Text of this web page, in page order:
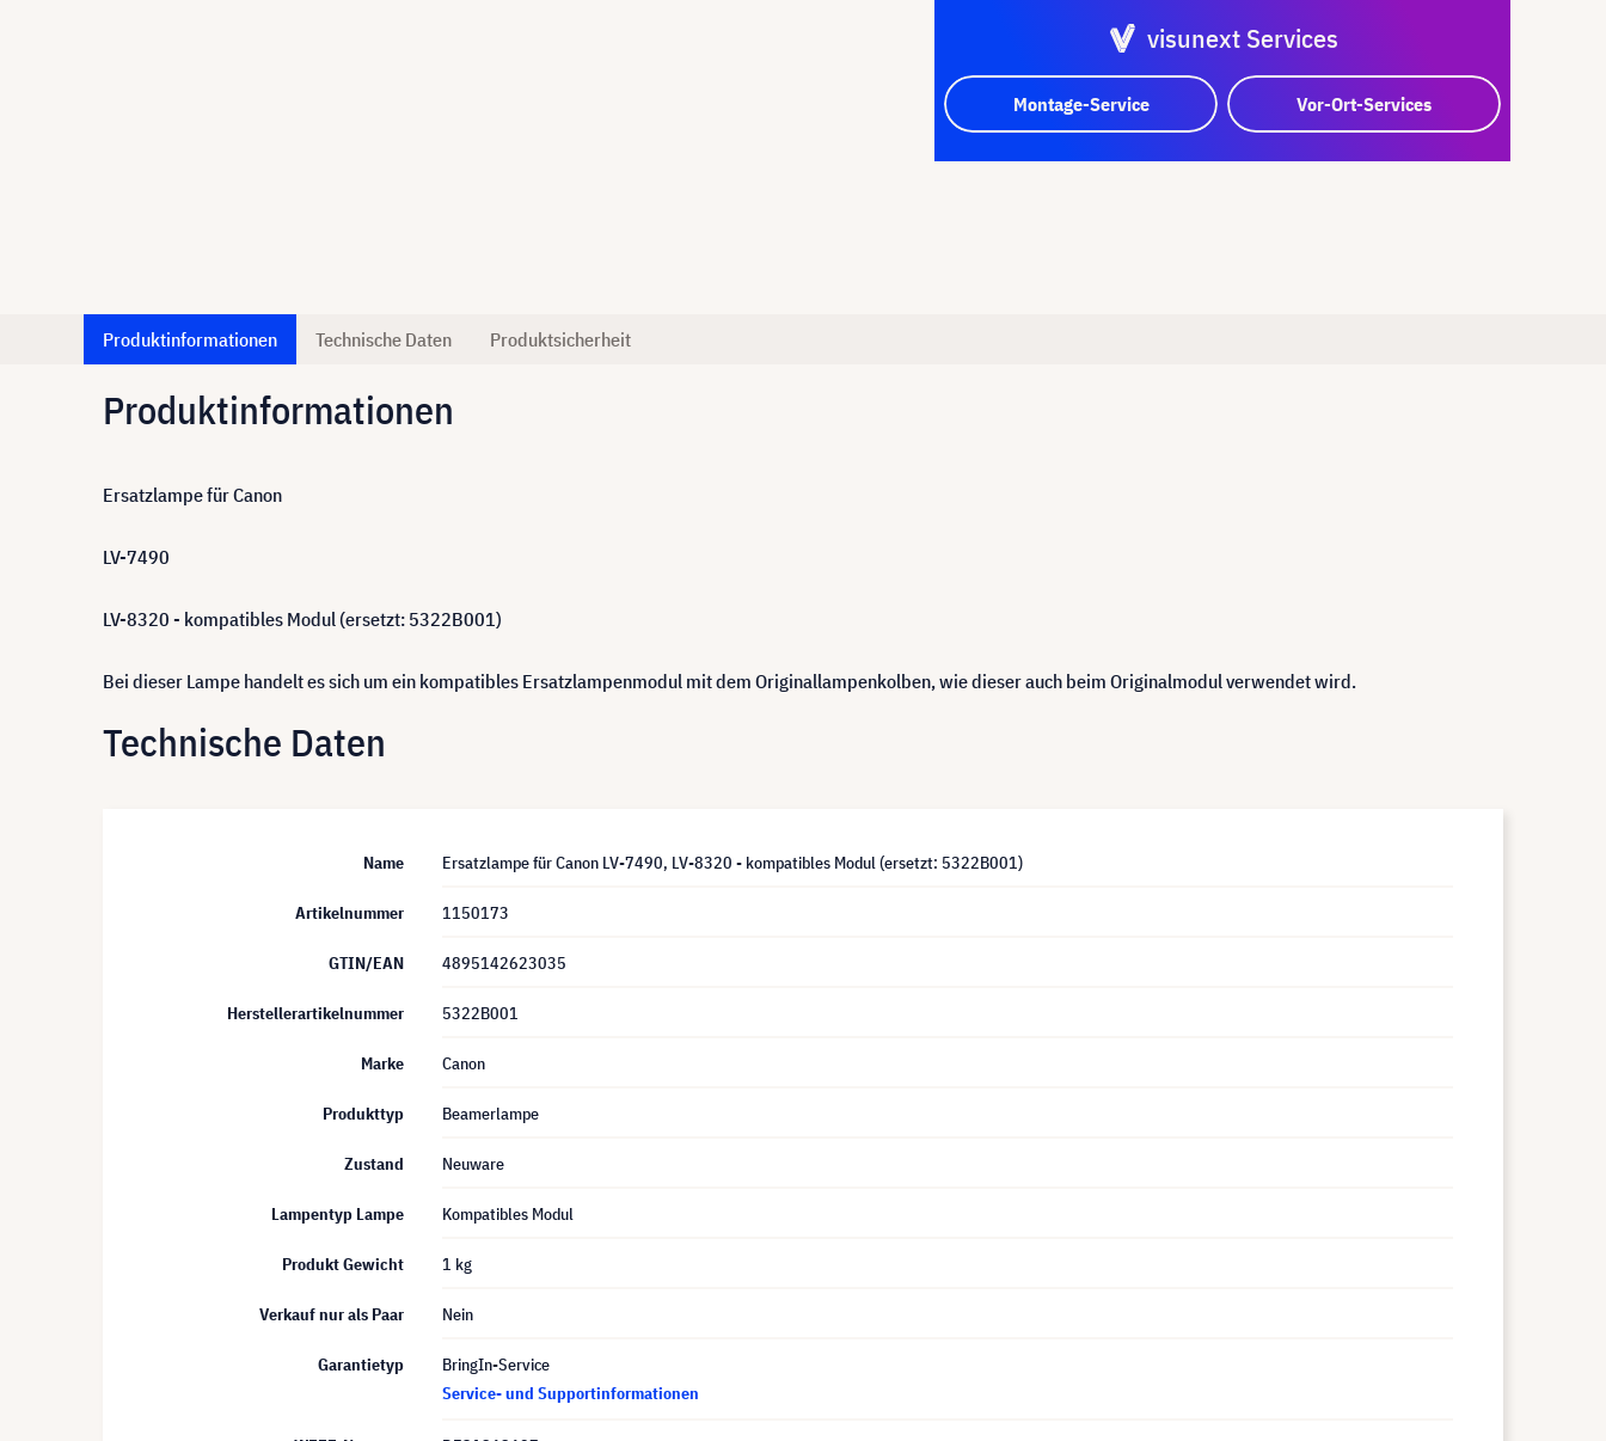
visunext Services
Montage-Service Vor-Ort-Services
Produktinformationen Technische Daten Produktsicherheit
Produktinformationen
Ersatzlampe für Canon
LV-7490
LV-8320 - kompatibles Modul (ersetzt: 5322B001)
Bei dieser Lampe handelt es sich um ein kompatibles Ersatzlampenmodul mit dem Originallampenkolben, wie dieser auch beim Originalmodul verwendet wird.
Technische Daten
Name Ersatzlampe für Canon LV-7490, LV-8320 - kompatibles Modul (ersetzt: 5322B001)
Artikelnummer 1150173
GTIN/EAN 4895142623035
Herstellerartikelnummer 5322B001
Marke Canon
Produkttyp Beamerlampe
Zustand Neuware
Lampentyp Lampe Kompatibles Modul
Produkt Gewicht 1 kg
Verkauf nur als Paar Nein
Garantietyp
BringIn-Service
Service- und Supportinformationen